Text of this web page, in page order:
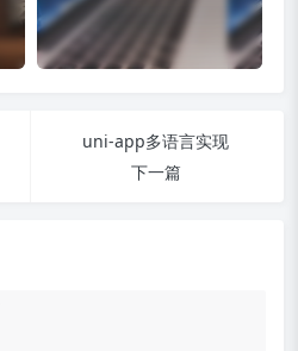
uni-app多语言实现
下一篇